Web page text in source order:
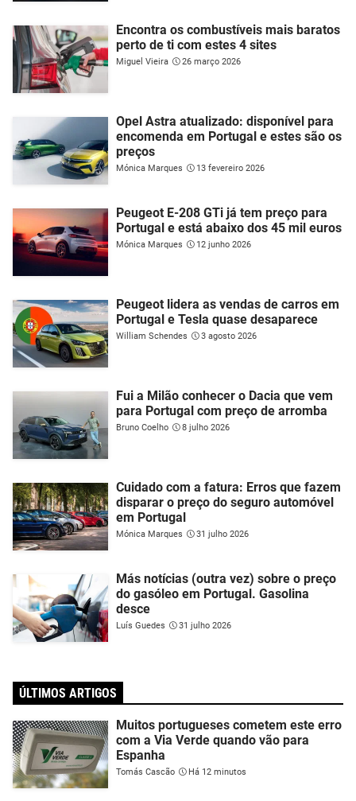
Encontra os combustíveis mais baratos
perto de ti com estes 4 sites
Miguel Vieira 26 março 2026
Opel Astra atualizado: disponível para
encomenda em Portugal e estes são os
preços
Mónica Marques 13 fevereiro 2026
Peugeot E-208 GTi já tem preço para
Portugal e está abaixo dos 45 mil euros
Mónica Marques 12 junho 2026
Peugeot lidera as vendas de carros em
Portugal e Tesla quase desaparece
William Schendes 3 agosto 2026
Fui a Milão conhecer o Dacia que vem
para Portugal com preço de arromba
Bruno Coelho 8 julho 2026
Cuidado com a fatura: Erros que fazem
disparar o preço do seguro automóvel
em Portugal
Mónica Marques 31 julho 2026
Más notícias (outra vez) sobre o preço
do gasóleo em Portugal. Gasolina
desce
Luís Guedes 31 julho 2026
ÚLTIMOS ARTIGOS
Muitos portugueses cometem este erro
com a Via Verde quando vão para
Espanha
Tomás Cascão Há 12 minutos